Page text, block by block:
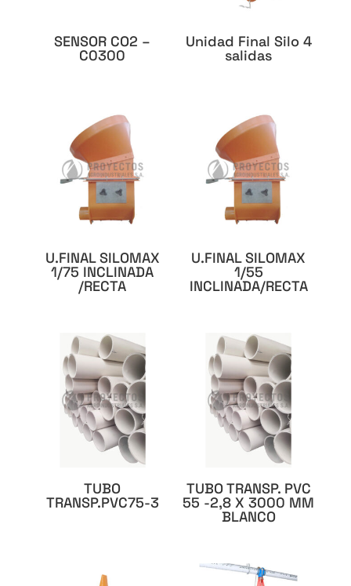
SENSOR CO2 –
C0300
Unidad Final Silo 4
salidas
U.FINAL SILOMAX
1/75 INCLINADA
/RECTA
U.FINAL SILOMAX
1/55
INCLINADA/RECTA
TUBO
TRANSP.PVC75-3
TUBO TRANSP. PVC
55 -2,8 X 3000 MM
BLANCO